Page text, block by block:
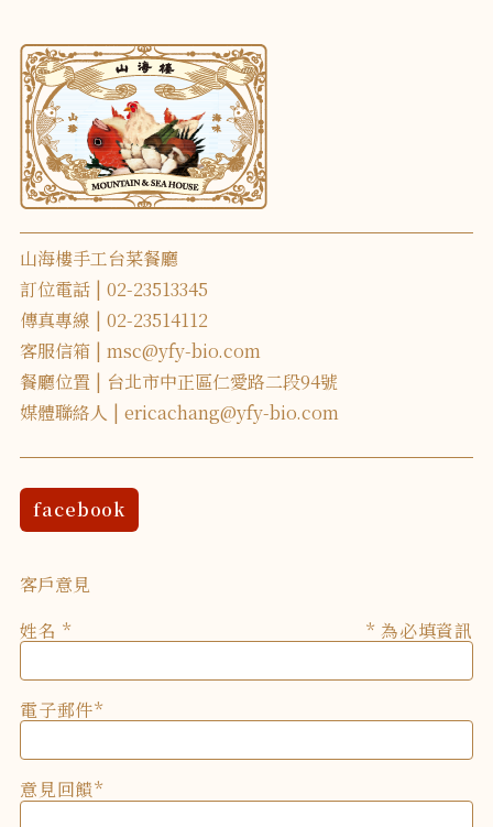
山海樓手工台菜餐廳
訂位電話
02-23513345
傳真專線
02-23514112
客服信箱
msc@yfy-bio.com
餐廳位置
台北市中正區仁愛路二段94號
媒體聯絡人
ericachang@yfy-bio.com
facebook
客戶意見
姓名
* 為必填資訊
電子郵件
意見回饋